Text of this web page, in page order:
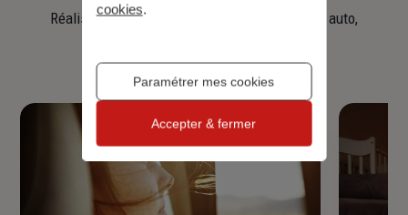
Réalisez une simulation tarifaire d'assurance, auto,
cookies.
Paramétrer mes cookies
Accepter & fermer